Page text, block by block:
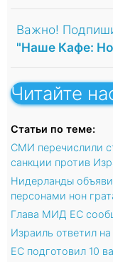
Важно!
"Наше Кафе:
Читайте
Статьи по теме:
СМИ перечислили
санкции против
Нидерланды
персонами нон
Глава МИД ЕС
Израиль ответил
ЕС подготовил 10